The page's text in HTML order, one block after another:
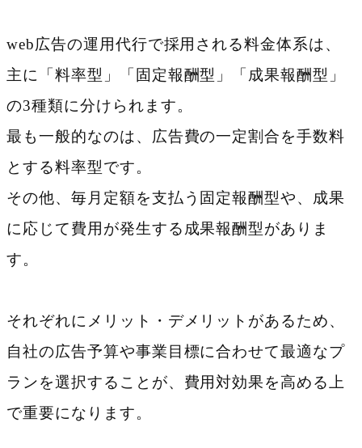
web広告の運用代行で採用される料金体系は、
主に「料率型」「固定報酬型」「成果報酬型」
の3種類に分けられます。
最も一般的なのは、広告費の一定割合を手数料
とする料率型です。
その他、毎月定額を支払う固定報酬型や、成果
に応じて費用が発生する成果報酬型がありま
す。
それぞれにメリット・デメリットがあるため、
自社の広告予算や事業目標に合わせて最適なプ
ランを選択することが、費用対効果を高める上
で重要になります。